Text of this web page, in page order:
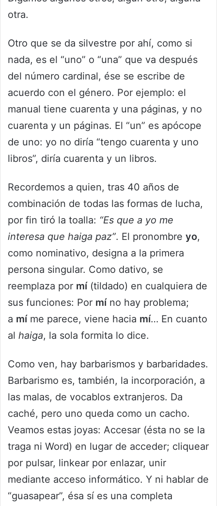
otra.
Otro que se da silvestre por ahí, como si
nada, es el “uno” o “una” que va después
del número cardinal, ése se escribe de
acuerdo con el género. Por ejemplo: el
manual tiene cuarenta y una páginas, y no
cuarenta y un páginas. El “un” es apócope
de uno: yo no diría “tengo cuarenta y uno
libros”, diría cuarenta y un libros.
Recordemos a quien, tras 40 años de
combinación de todas las formas de lucha,
por fin tiró la toalla: “Es que a yo me
interesa que haiga paz”. El pronombre yo,
como nominativo, designa a la primera
persona singular. Como dativo, se
reemplaza por mí(tildado) en cualquiera de
sus funciones: Por míno hay problema;
a míme parece, viene hacia mí… En cuanto
al haiga, la sola formita lo dice.
Como ven, hay barbarismos y barbaridades.
Barbarismo es, también, la incorporación, a
las malas, de vocablos extranjeros. Da
caché, pero uno queda como un cacho.
Veamos estas joyas: Accesar (ésta no se la
traga ni Word) en lugar de acceder; cliquear
por pulsar, linkear por enlazar, unir
mediante acceso informático. Y ni hablar de
“guasapear”, ésa sí es una completa